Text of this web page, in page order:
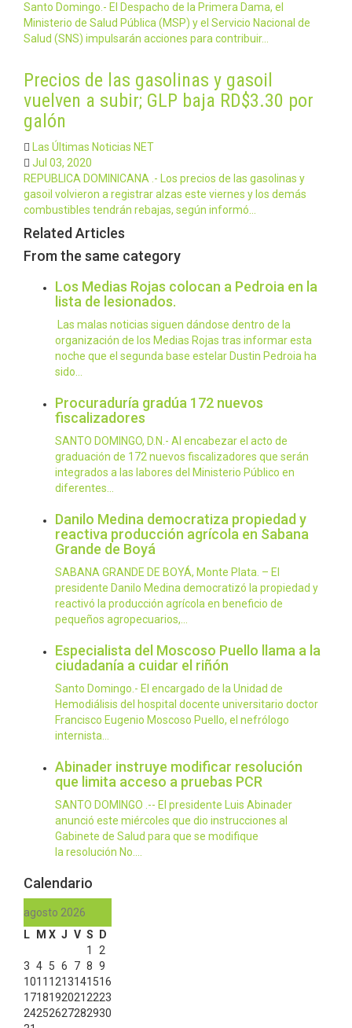
Santo Domingo.- El Despacho de la Primera Dama, el
Ministerio de Salud Pública (MSP) y el Servicio Nacional de
Salud (SNS) impulsarán acciones para contribuir…
Precios de las gasolinas y gasoil
vuelven a subir; GLP baja RD$3.30 por
galón
Las Últimas Noticias NET
Jul 03, 2020
REPUBLICA DOMINICANA .- Los precios de las gasolinas y
gasoil volvieron a registrar alzas este viernes y los demás
combustibles tendrán rebajas, según informó…
Related Articles
From the same category
Los Medias Rojas colocan a Pedroia en la
lista de lesionados.
Las malas noticias siguen dándose dentro de la
organización de los Medias Rojas tras informar esta
noche que el segunda base estelar Dustin Pedroia ha
sido…
Procuraduría gradúa 172 nuevos
fiscalizadores
SANTO DOMINGO, D.N.- Al encabezar el acto de
graduación de 172 nuevos fiscalizadores que serán
integrados a las labores del Ministerio Público en
diferentes…
Danilo Medina democratiza propiedad y
reactiva producción agrícola en Sabana
Grande de Boyá
SABANA GRANDE DE BOYÁ, Monte Plata. – El
presidente Danilo Medina democratizó la propiedad y
reactivó la producción agrícola en beneficio de
pequeños agropecuarios,…
Especialista del Moscoso Puello llama a la
ciudadanía a cuidar el riñón
Santo Domingo.- El encargado de la Unidad de
Hemodiálisis del hospital docente universitario doctor
Francisco Eugenio Moscoso Puello, el nefrólogo
internista…
Abinader instruye modificar resolución
que limita acceso a pruebas PCR
SANTO DOMINGO .-- El presidente Luis Abinader
anunció este miércoles que dio instrucciones al
Gabinete de Salud para que se modifique
la resolución No.…
Calendario
agosto 2026
L
M X J V S
D
1
2
3 4 5 6 7 8 9
1011 1213141516
17181920212223
24252627282930